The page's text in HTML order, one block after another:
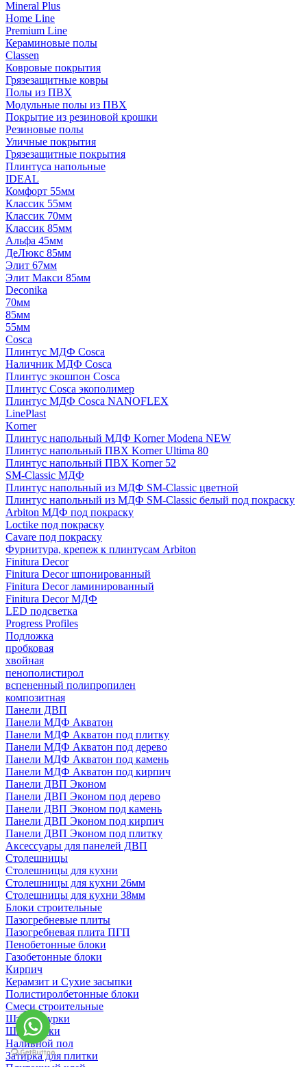
Mineral Plus
Home Line
Premium Line
Кераминовые полы
Classen
Ковровые покрытия
Грязезащитные ковры
Полы из ПВХ
Модульные полы из ПВХ
Покрытие из резиновой крошки
Резиновые полы
Уличные покрытия
Грязезащитные покрытия
Плинтуса напольные
IDEAL
Комфорт 55мм
Классик 55мм
Классик 70мм
Классик 85мм
Альфа 45мм
ДеЛюкс 85мм
Элит 67мм
Элит Макси 85мм
Deconika
70мм
85мм
55мм
Cosca
Плинтус МДФ Cosca
Наличник МДФ Cosca
Плинтус экошпон Cosca
Плинтус Cosca экополимер
Плинтус МДФ Cosca NANOFLEX
LinePlast
Korner
Плинтус напольный МДФ Korner Modena NEW
Плинтус напольный ПВХ Korner Ultima 80
Плинтус напольный ПВХ Korner 52
SM-Classic МДФ
Плинтус напольный из МДФ SM-Classic цветной
Плинтус напольный из МДФ SM-Classic белый под покраску
Arbiton МДФ под покраску
Loctike под покраску
Cavare под покраску
Фурнитура, крепеж к плинтусам Arbiton
Finitura Decor
Finitura Decor шпонированный
Finitura Decor ламинированный
Finitura Decor МДФ
LED подсветка
Progress Profiles
Подложка
пробковая
хвойная
пенополистирол
вспененный полипропилен
композитная
Панели ДВП
Панели МДФ Акватон
Панели МДФ Акватон под плитку
Панели МДФ Акватон под дерево
Панели МДФ Акватон под камень
Панели МДФ Акватон под кирпич
Панели ДВП Эконом
Панели ДВП Эконом под дерево
Панели ДВП Эконом под камень
Панели ДВП Эконом под кирпич
Панели ДВП Эконом под плитку
Аксессуары для панелей ДВП
Столешницы
Столешницы для кухни
Столешницы для кухни 26мм
Столешницы для кухни 38мм
Блоки строительные
Пазогребневые плиты
Пазогребневая плита ПГП
Пенобетонные блоки
Газобетонные блоки
Кирпич
Керамзит и Сухие засыпки
Полистиролбетонные блоки
Смеси строительные
Штукартурки
Шпаклевки
Наливной пол
Затирка для плитки